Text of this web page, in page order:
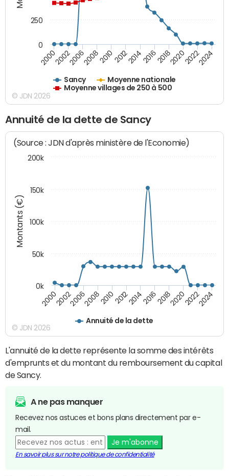
Sancy
Moyenne nationale
Moyenne villages de 250 à 500
200020022006200820102012201420162018202020222024
0
250
© JDN 2026
Annuité de la dette de Sancy
Montants (€)
(Source : JDN d'après ministère de l'Economie)
Annuité de la dette
200020022006200820102012201420162018202020222024
0k
50k
100k
150k
200k
© JDN 2026
L'annuité de la dette représente la somme des intérêts
d'emprunts et du montant du remboursement du capital
de Sancy.
A ne pas manquer
Recevez nos astuces et bons plans directement par e-
mail.
Je m'abonne
En savoir plus sur notre politique de confidentialité